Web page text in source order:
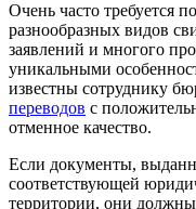
Очень часто требуется
разнообразных видов
заявлений и многого
уникальными
известны сотруднику
переводов с
отменное качество.
Если документы,
соответствующей
территории, они